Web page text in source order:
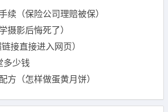
续（保险公司理赔被保）
摄影后悔死了）
接直接进入网页）
多少钱
方（怎样做蛋黄月饼）